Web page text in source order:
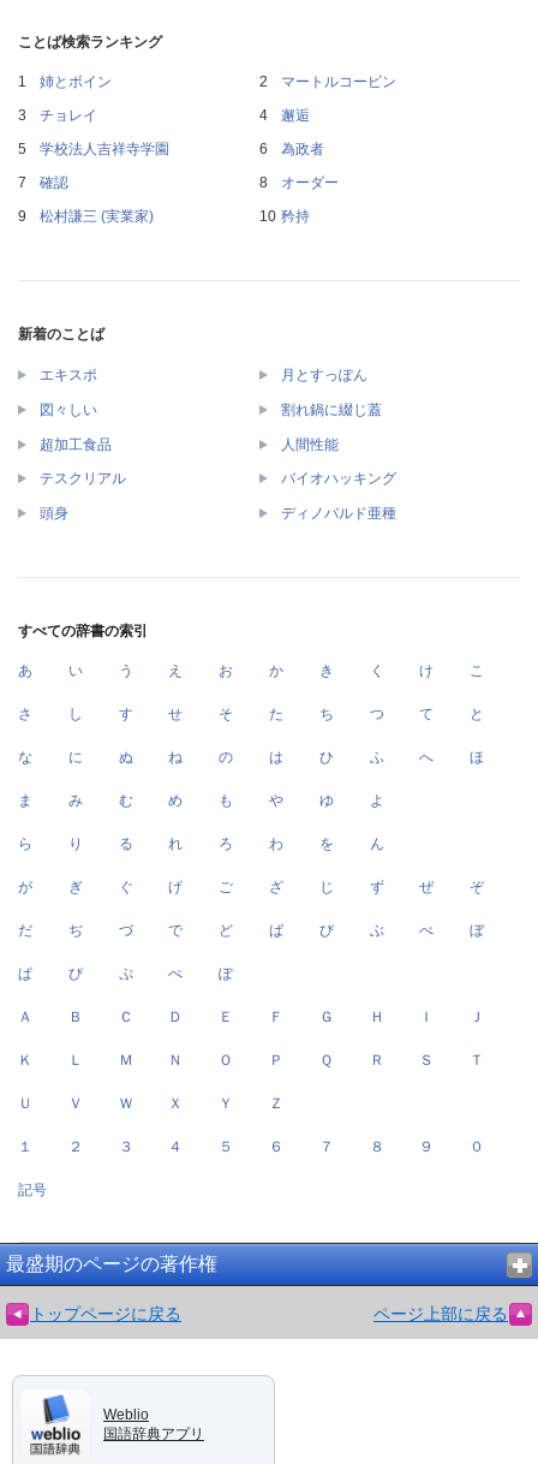
ことば検索ランキング
姉とボイン
マートルコービン
チョレイ
邂逅
学校法人吉祥寺学園
為政者
確認
オーダー
松村謙三 (実業家)
矜持
新着のことば
エキスポ 月とすっぽん
図々しい 割れ鍋に綴じ蓋
超加工食品 人間性能
テスクリアル バイオハッキング
頭身 ディノバルド亜種
すべての辞書の索引
あ い う え お か き く け こ
さ し す せ そ た ち つ て と
な に ぬ ね の は ひ ふ へ ほ
ま み む め も や ゆ よ
ら り る れ ろ わ を ん
が ぎ ぐ げ ご ざ じ ず ぜ ぞ
だ ぢ づ で ど ば び ぶ べ ぼ
ぱ ぴ ぷ ぺ ぽ
Ａ Ｂ Ｃ Ｄ Ｅ Ｆ Ｇ Ｈ Ｉ Ｊ
Ｋ Ｌ Ｍ Ｎ Ｏ Ｐ Ｑ Ｒ Ｓ Ｔ
Ｕ Ｖ Ｗ Ｘ Ｙ Ｚ
１ ２ ３ ４ ５ ６ ７ ８ ９ ０
記号
最盛期のページの著作権
トップページに戻る ページ上部に戻る
Weblio
国語辞典アプリ